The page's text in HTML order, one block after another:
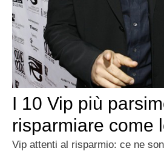
I 10 Vip più
risparmiare come
Vip attenti al risparmio: ce ne